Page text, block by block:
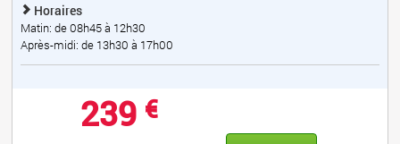
Horaires
Matin: de 08h45 à 12h30
Après-midi: de 13h30 à 17h00
239 €